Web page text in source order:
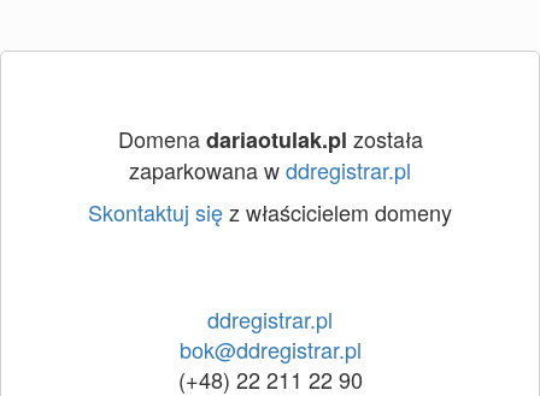
Domenadariaotulak.pl została
zaparkowana wddregistrar.pl
Skontaktuj sięz właścicielem domeny
ddregistrar.pl
bok@ddregistrar.pl
(+48) 22 211 22 90